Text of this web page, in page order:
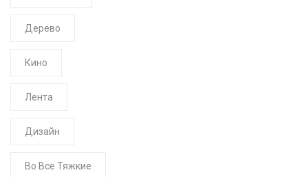
Дерево
Кино
Лента
Дизайн
Во Все Тяжкие